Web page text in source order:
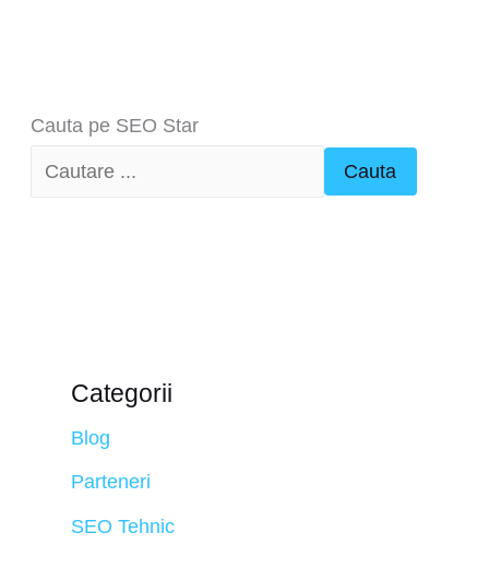
Cauta pe SEO Star
Cauta
Categorii
Blog
Parteneri
SEO Tehnic